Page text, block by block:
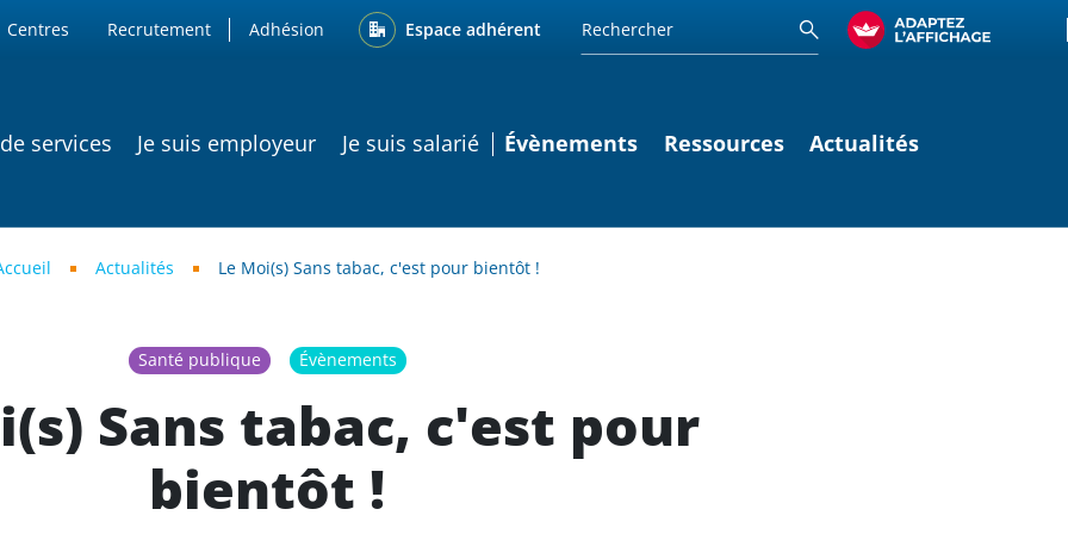
Centres Recrutement Adhésion Espace adhérent
services Je suis employeur Je suis salarié Évènements Ressources Actualités
Actualités Le Moi(s) Sans tabac, c'est pour bientôt !
Santé publique Évènements
Sans tabac, c'est pour
bientôt !